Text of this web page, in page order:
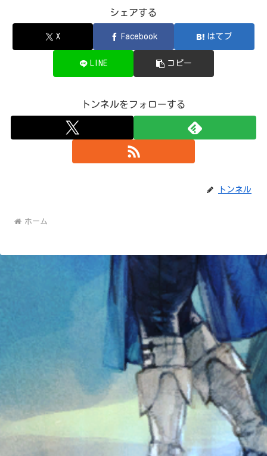
シェアする
X Facebook はてブ
LINE コピー
トンネルをフォローする
トンネル
ホーム